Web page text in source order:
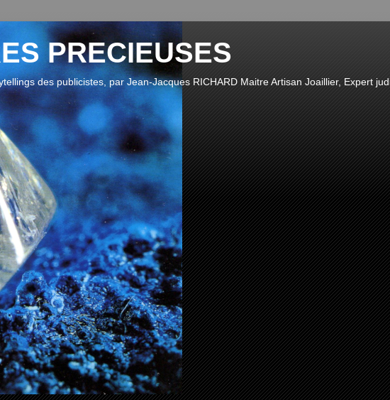
PRECIEUSES
des publicistes, par Jean-Jacques RICHARD Maitre Artisan Joaillier, Expert